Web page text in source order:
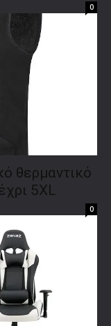
0
θερμαντικό
5XL
0